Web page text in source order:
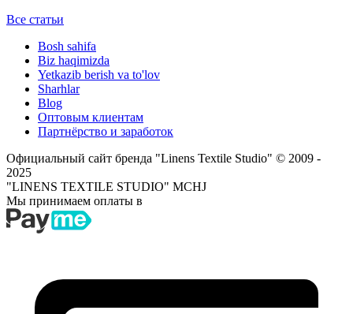
Все статьи
Bosh sahifa
Biz haqimizda
Yetkazib berish va to'lov
Sharhlar
Blog
Оптовым клиентам
Партнёрство и заработок
Официальный сайт бренда "Linens Textile Studio" © 2009 -
2025
"LINENS TEXTILE STUDIO" MCHJ
Мы принимаем оплаты в